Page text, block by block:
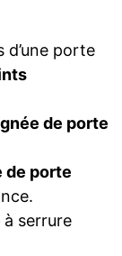
d’une porte
de porte
de porte
à serrure